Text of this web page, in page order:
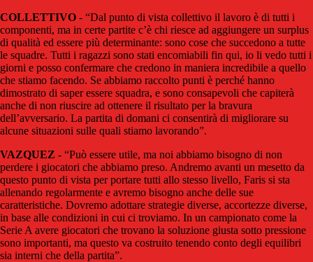
COLLETTIVO - “Dal punto di vista collettivo il lavoro è di tutti i
componenti, ma in certe partite c’è chi riesce ad aggiungere un surplus
di qualità ed essere più determinante: sono cose che succedono a tutte
le squadre. Tutti i ragazzi sono stati encomiabili fin qui, io li vedo tutti i
giorni e posso confermare che credono in maniera incredibile a quello
che stiamo facendo. Se abbiamo raccolto punti è perché hanno
dimostrato di saper essere squadra, e sono consapevoli che capiterà
anche di non riuscire ad ottenere il risultato per la bravura
dell’avversario. La partita di domani ci consentirà di migliorare su
alcune situazioni sulle quali stiamo lavorando”.
VAZQUEZ - “Può essere utile, ma noi abbiamo bisogno di non
perdere i giocatori che abbiamo preso. Andremo avanti un mesetto da
questo punto di vista per portare tutti allo stesso livello, Faris si sta
allenando regolarmente e avremo bisogno anche delle sue
caratteristiche. Dovremo adottare strategie diverse, accortezze diverse,
in base alle condizioni in cui ci troviamo. In un campionato come la
Serie A avere giocatori che trovano la soluzione giusta sotto pressione
sono importanti, ma questo va costruito tenendo conto degli equilibri
sia interni che della partita”.